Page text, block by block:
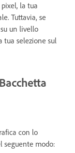
la tua
Tuttavia, se
un livello
tua selezione sul
con lo
seguente modo: